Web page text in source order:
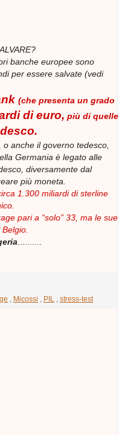
banche europee sono
per essere salvate (vedi
(che presenta un grado
di euro, più di quelle
anche il governo tedesco,
Germania è legato alle
diversamente dal
più moneta.
1.300 miliardi di sterline
pari a “solo” 33, ma le sue
..........
Micossi PIL stress-test